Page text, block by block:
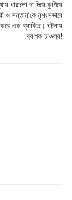
ধারালো দা দিয়ে কুপিয়ে
ও সন্তান’কে নৃশংসভাবে
এক ব্যাক্তি। ঘটনায়
ব্যাপক চাঞ্চল্য!